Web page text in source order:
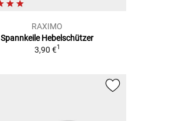
RAXIMO
Spannkeile Hebelschützer
3,90 €1